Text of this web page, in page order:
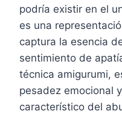
podría existir en el
es una
captura la esencia
sentimiento de
técnica amigurumi,
pesadez emocional
característico del